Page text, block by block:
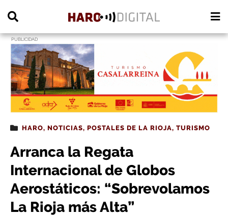
PUBLICIDAD
HARO, NOTICIAS, POSTALES DE LA RIOJA, TURISMO
Arranca la Regata
Internacional de Globos
Aerostáticos: “Sobrevolamos
La Rioja más Alta”